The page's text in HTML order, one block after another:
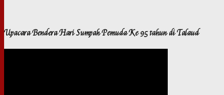
Upacara Bendera Hari Sumpah Pemuda Ke 95 tahun di Talaud